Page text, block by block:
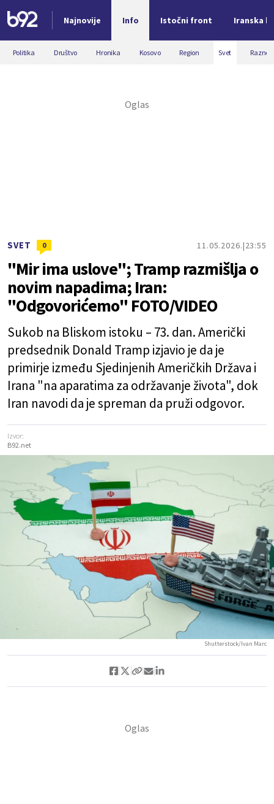
Najnovije Info Istočni front Iranska
Nova vest
Politika Društvo Hronika Kosovo Region Svet Razno
SVET 0 11.05.2026. 23:55
"Mir ima uslove"; Tramp razmišlja o
novim napadima; Iran:
"Odgovorićemo" FOTO/VIDEO
Sukob na Bliskom istoku – 73. dan. Američki
predsednik Donald Tramp izjavio je da je
primirje između Sjedinjenih Američkih Država i
Irana "na aparatima za održavanje života", dok
Iran navodi da je spreman da pruži odgovor.
Izvor:
B92.net
Shutterstock/Ivan Marc